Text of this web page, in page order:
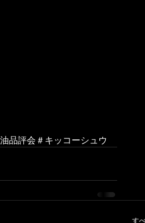
品評会＃キッコーシュウ
す